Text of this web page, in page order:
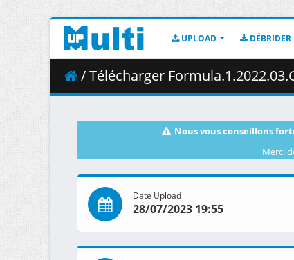
UPLOAD DÉBRIDER
/ Télécharger
Nous vous conseillons
Merci
Date Upload
28/07/2023 19:55